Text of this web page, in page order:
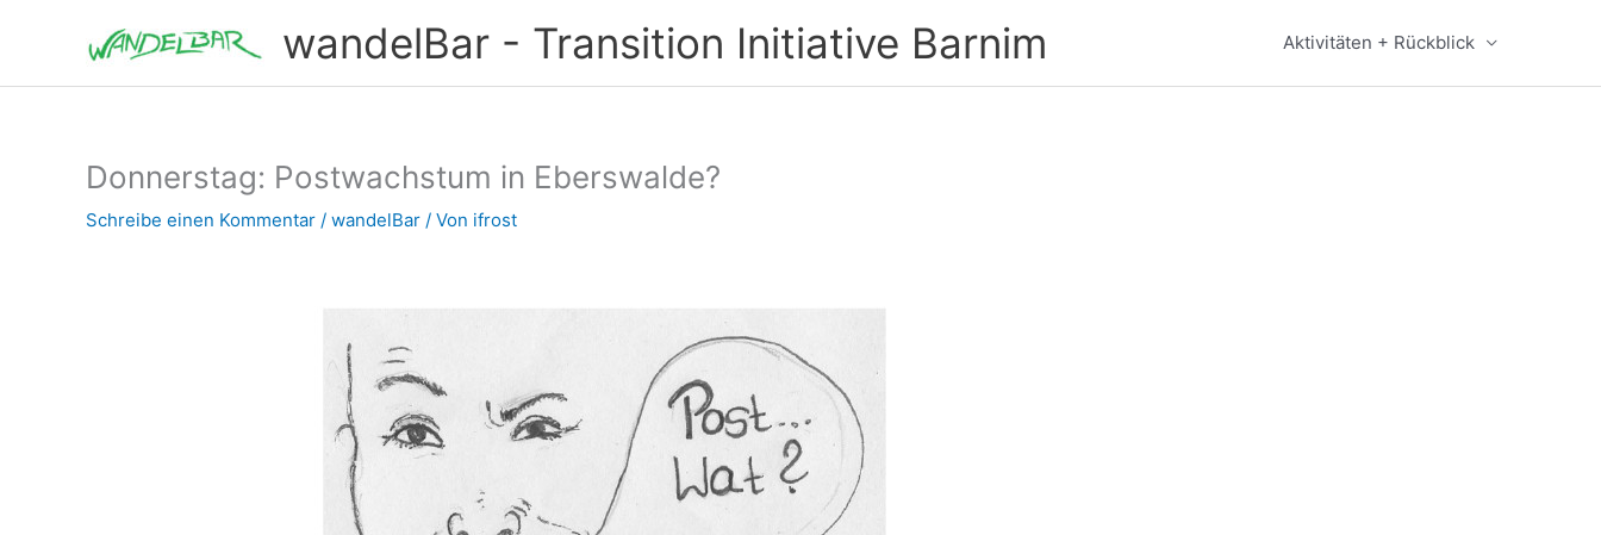
wandelBar - Transition Initiative Barnim Aktivitäten + Rückblick
Donnerstag: Postwachstum in Eberswalde?
Schreibe einen Kommentar / wandelBar / Von ifrost